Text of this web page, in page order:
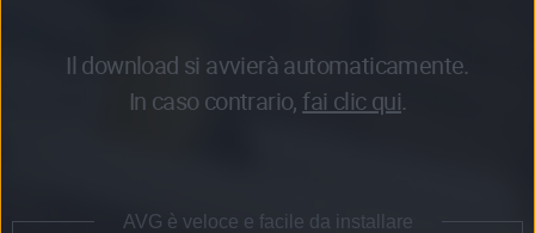
Il download si avvierà automaticamente.
In caso contrario, fai clic qui.
AVG è veloce e facile da installare